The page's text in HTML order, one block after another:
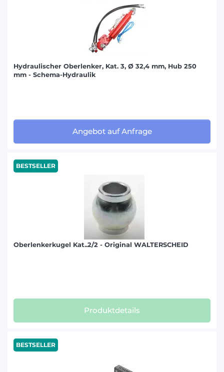
Hydraulischer Oberlenker, Kat. 3, Ø 32,4 mm, Hub 250
mm - Schema-Hydraulik
Angebot auf Anfrage
BESTSELLER
Oberlenkerkugel Kat..2/2 - Original WALTERSCHEID
Produktdetails
BESTSELLER